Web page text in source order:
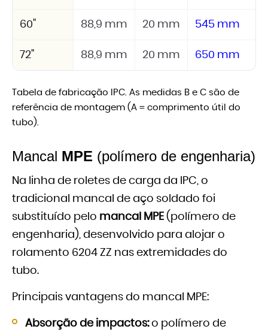
60" 88,9 mm 20 mm 545 mm
72" 88,9 mm 20 mm 650 mm
Tabela de fabricação IPC. As medidas B e C são de
referência de montagem (A = comprimento útil do
tubo).
Mancal MPE (polímero de engenharia)
Na linha de roletes de carga da IPC, o
tradicional mancal de aço soldado foi
substituído pelo mancal MPE (polímero de
engenharia), desenvolvido para alojar o
rolamento 6204 ZZ nas extremidades do
tubo.
Principais vantagens do mancal MPE:
Absorção de impactos:o polímero de